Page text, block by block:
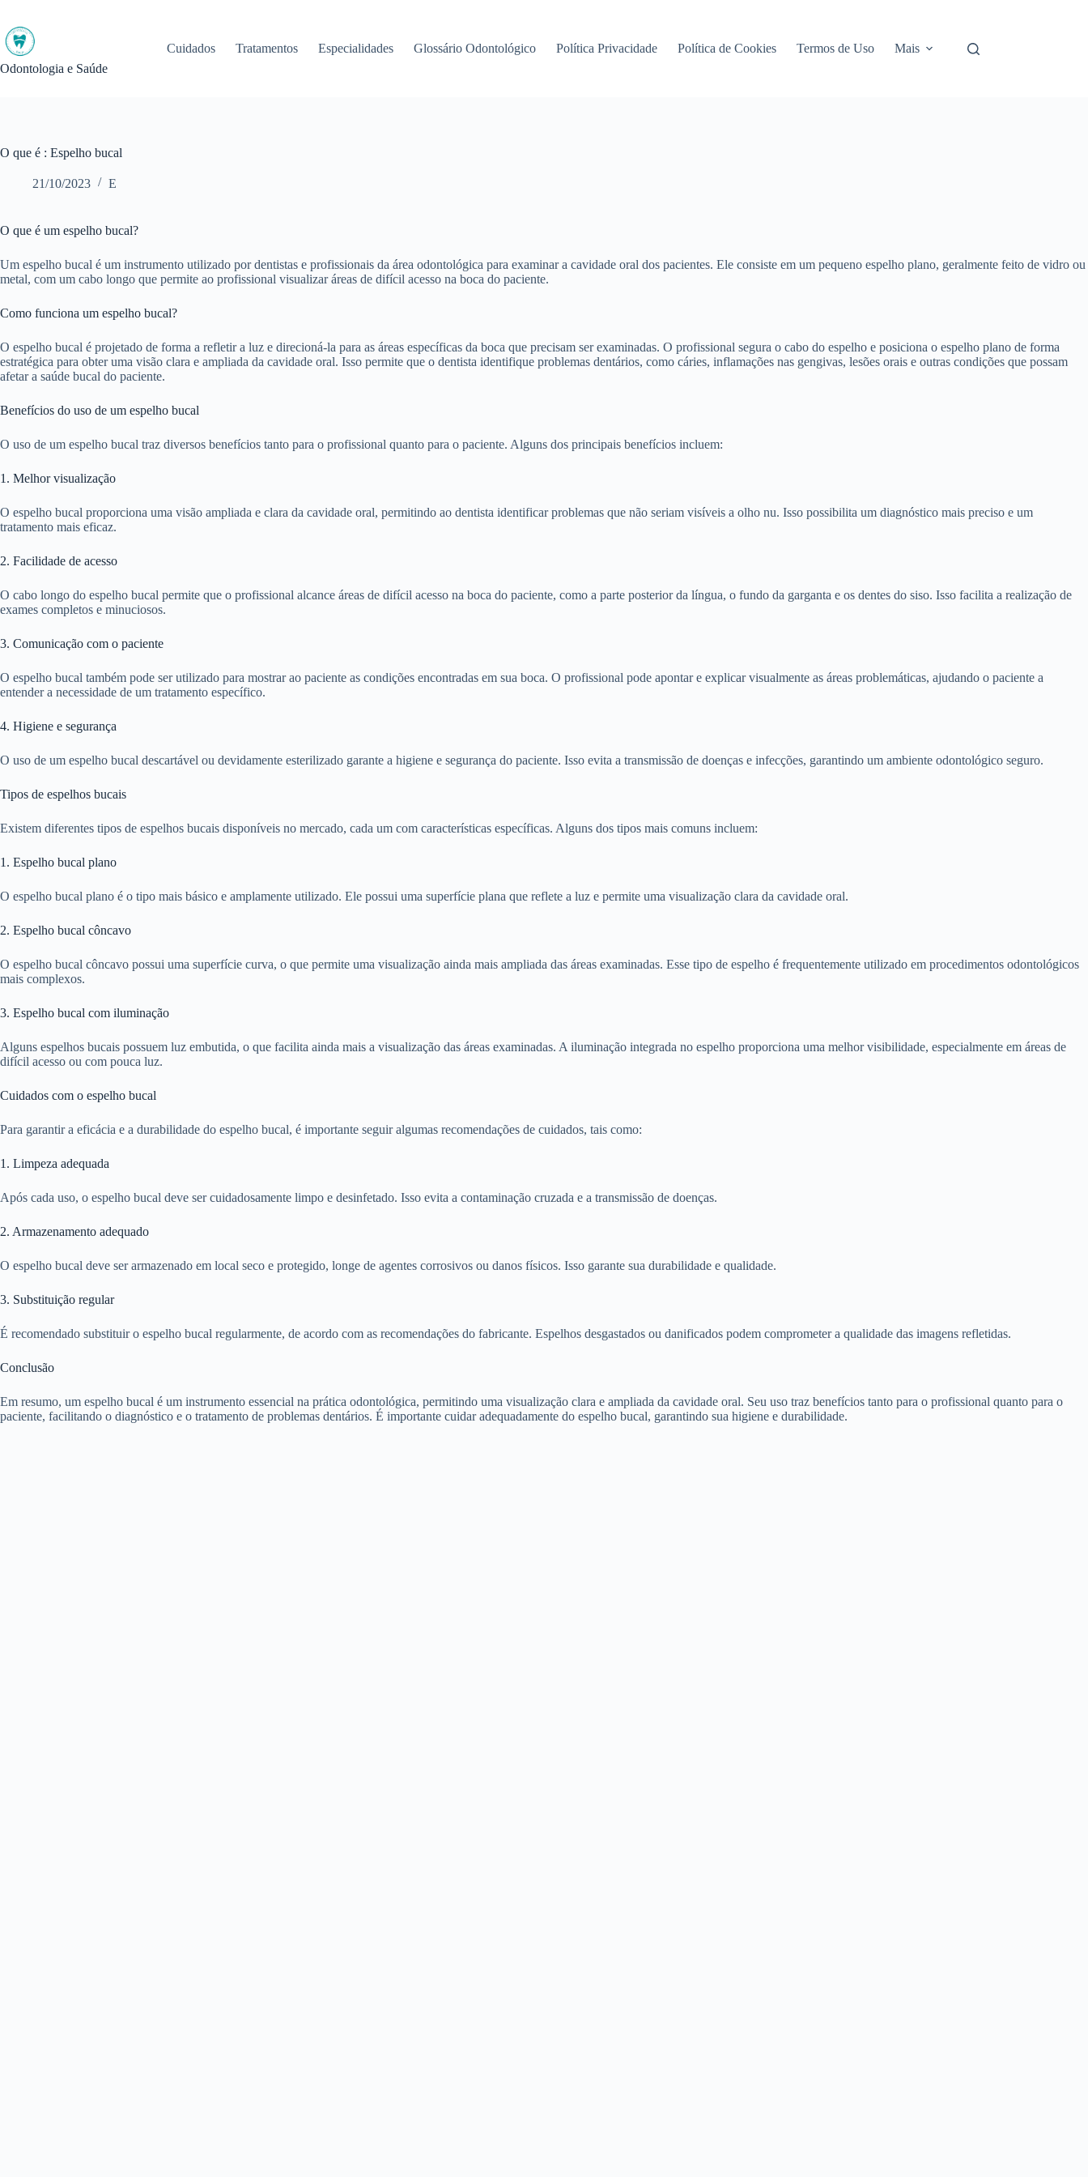
conteúdo
Odontologia e Saúde
Cuidados Tratamentos Especialidades Glossário Odontológico Política Privacidade Política de Cookies Termos de Uso Mais
O que é : Espelho bucal
21/10/2023 E
O que é um espelho bucal?
Um espelho bucal é um instrumento utilizado por dentistas e profissionais da área odontológica para examinar a cavidade oral dos pacientes. Ele consiste em um pequeno espelho plano, geralmente feito de vidro ou
metal, com um cabo longo que permite ao profissional visualizar áreas de difícil acesso na boca do paciente.
Como funciona um espelho bucal?
O espelho bucal é projetado de forma a refletir a luz e direcioná-la para as áreas específicas da boca que precisam ser examinadas. O profissional segura o cabo do espelho e posiciona o espelho plano de forma
estratégica para obter uma visão clara e ampliada da cavidade oral. Isso permite que o dentista identifique problemas dentários, como cáries, inflamações nas gengivas, lesões orais e outras condições que possam
afetar a saúde bucal do paciente.
Benefícios do uso de um espelho bucal
O uso de um espelho bucal traz diversos benefícios tanto para o profissional quanto para o paciente. Alguns dos principais benefícios incluem:
1. Melhor visualização
O espelho bucal proporciona uma visão ampliada e clara da cavidade oral, permitindo ao dentista identificar problemas que não seriam visíveis a olho nu. Isso possibilita um diagnóstico mais preciso e um
tratamento mais eficaz.
2. Facilidade de acesso
O cabo longo do espelho bucal permite que o profissional alcance áreas de difícil acesso na boca do paciente, como a parte posterior da língua, o fundo da garganta e os dentes do siso. Isso facilita a realização de
exames completos e minuciosos.
3. Comunicação com o paciente
O espelho bucal também pode ser utilizado para mostrar ao paciente as condições encontradas em sua boca. O profissional pode apontar e explicar visualmente as áreas problemáticas, ajudando o paciente a
entender a necessidade de um tratamento específico.
4. Higiene e segurança
O uso de um espelho bucal descartável ou devidamente esterilizado garante a higiene e segurança do paciente. Isso evita a transmissão de doenças e infecções, garantindo um ambiente odontológico seguro.
Tipos de espelhos bucais
Existem diferentes tipos de espelhos bucais disponíveis no mercado, cada um com características específicas. Alguns dos tipos mais comuns incluem:
1. Espelho bucal plano
O espelho bucal plano é o tipo mais básico e amplamente utilizado. Ele possui uma superfície plana que reflete a luz e permite uma visualização clara da cavidade oral.
2. Espelho bucal côncavo
O espelho bucal côncavo possui uma superfície curva, o que permite uma visualização ainda mais ampliada das áreas examinadas. Esse tipo de espelho é frequentemente utilizado em procedimentos odontológicos
mais complexos.
3. Espelho bucal com iluminação
Alguns espelhos bucais possuem luz embutida, o que facilita ainda mais a visualização das áreas examinadas. A iluminação integrada no espelho proporciona uma melhor visibilidade, especialmente em áreas de
difícil acesso ou com pouca luz.
Cuidados com o espelho bucal
Para garantir a eficácia e a durabilidade do espelho bucal, é importante seguir algumas recomendações de cuidados, tais como:
1. Limpeza adequada
Após cada uso, o espelho bucal deve ser cuidadosamente limpo e desinfetado. Isso evita a contaminação cruzada e a transmissão de doenças.
2. Armazenamento adequado
O espelho bucal deve ser armazenado em local seco e protegido, longe de agentes corrosivos ou danos físicos. Isso garante sua durabilidade e qualidade.
3. Substituição regular
É recomendado substituir o espelho bucal regularmente, de acordo com as recomendações do fabricante. Espelhos desgastados ou danificados podem comprometer a qualidade das imagens refletidas.
Conclusão
Em resumo, um espelho bucal é um instrumento essencial na prática odontológica, permitindo uma visualização clara e ampliada da cavidade oral. Seu uso traz benefícios tanto para o profissional quanto para o
paciente, facilitando o diagnóstico e o tratamento de problemas dentários. É importante cuidar adequadamente do espelho bucal, garantindo sua higiene e durabilidade.